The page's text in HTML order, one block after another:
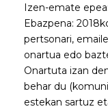
Izen-emate
Ebazpena:
pertsonari,
onartua edo
Onartuta izan
behar du
estekan sartuz